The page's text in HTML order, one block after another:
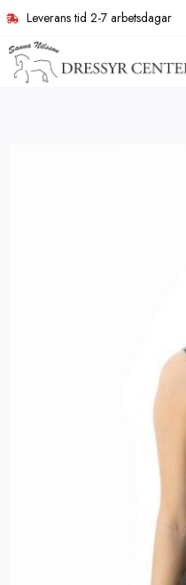
Leverans tid 2-7 arbetsdagar